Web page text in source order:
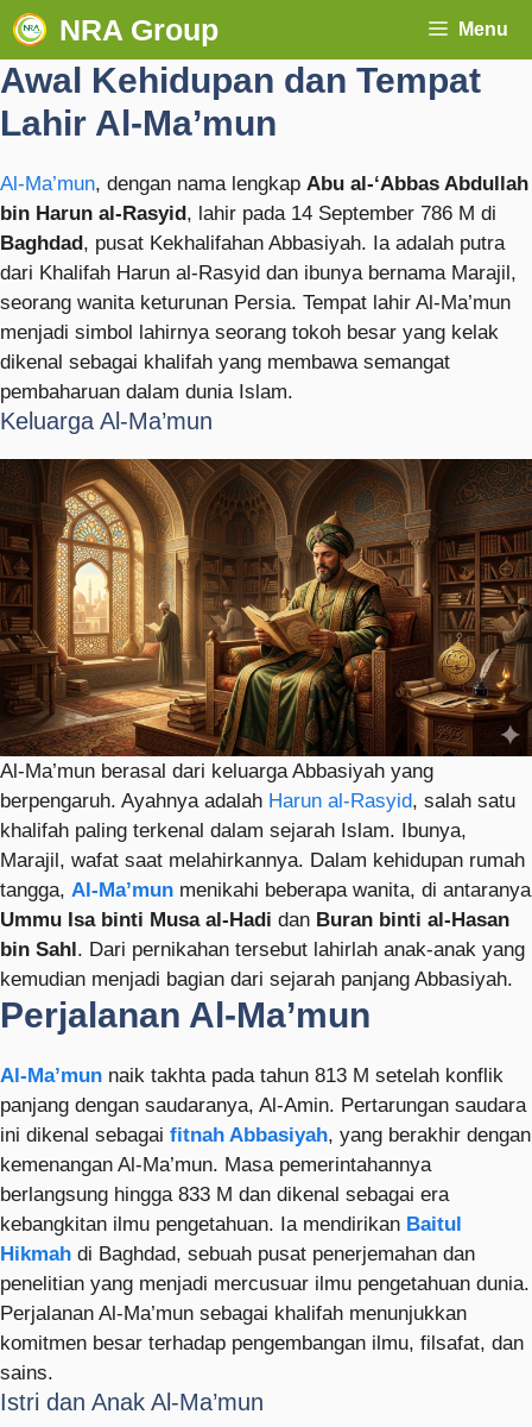
NRA Group Menu
Awal Kehidupan dan Tempat
Lahir Al-Ma’mun
Al-Ma’mun, dengan nama lengkap Abu al-‘Abbas Abdullah
bin Harun al-Rasyid, lahir pada 14 September 786 M di
Baghdad, pusat Kekhalifahan Abbasiyah. Ia adalah putra
dari Khalifah Harun al-Rasyid dan ibunya bernama Marajil,
seorang wanita keturunan Persia. Tempat lahir Al-Ma’mun
menjadi simbol lahirnya seorang tokoh besar yang kelak
dikenal sebagai khalifah yang membawa semangat
pembaharuan dalam dunia Islam.
Keluarga Al-Ma’mun
Al-Ma’mun berasal dari keluarga Abbasiyah yang
berpengaruh. Ayahnya adalah Harun al-Rasyid, salah satu
khalifah paling terkenal dalam sejarah Islam. Ibunya,
Marajil, wafat saat melahirkannya. Dalam kehidupan rumah
tangga, Al-Ma’mun menikahi beberapa wanita, di antaranya
Ummu Isa binti Musa al-Hadi dan Buran binti al-Hasan
bin Sahl . Dari pernikahan tersebut lahirlah anak-anak yang
kemudian menjadi bagian dari sejarah panjang Abbasiyah.
Perjalanan Al-Ma’mun
Al-Ma’mun naik takhta pada tahun 813 M setelah konflik
panjang dengan saudaranya, Al-Amin. Pertarungan saudara
ini dikenal sebagai fitnah Abbasiyah, yang berakhir dengan
kemenangan Al-Ma’mun. Masa pemerintahannya
berlangsung hingga 833 M dan dikenal sebagai era
kebangkitan ilmu pengetahuan. Ia mendirikan Baitul
Hikmah di Baghdad, sebuah pusat penerjemahan dan
penelitian yang menjadi mercusuar ilmu pengetahuan dunia.
Perjalanan Al-Ma’mun sebagai khalifah menunjukkan
komitmen besar terhadap pengembangan ilmu, filsafat, dan
sains.
Istri dan Anak Al-Ma’mun